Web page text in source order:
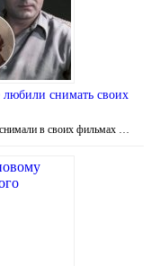
любили снимать своих
в своих фильмах …